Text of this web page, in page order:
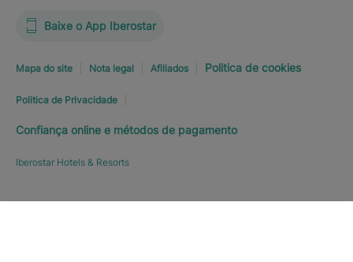
Baixe o App Iberostar
Mapa do site Nota legal Afiliados Politica de cookies
Politica de Privacidade
Confiança online e métodos de pagamento
Iberostar Hotels & Resorts